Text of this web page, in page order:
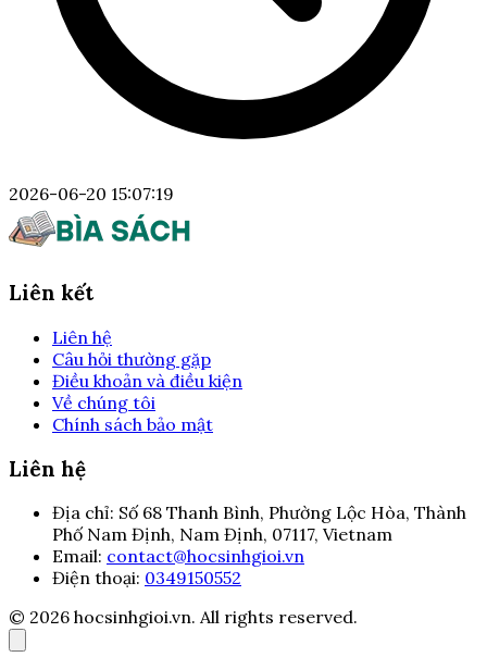
2026-06-20 15:07:19
Liên kết
Liên hệ
Câu hỏi thường gặp
Điều khoản và điều kiện
Về chúng tôi
Chính sách bảo mật
Liên hệ
Địa chỉ: Số 68 Thanh Bình, Phường Lộc Hòa, Thành
Phố Nam Định, Nam Định, 07117, Vietnam
Email: contact@hocsinhgioi.vn
Điện thoại: 0349150552
© 2026 hocsinhgioi.vn. All rights reserved.